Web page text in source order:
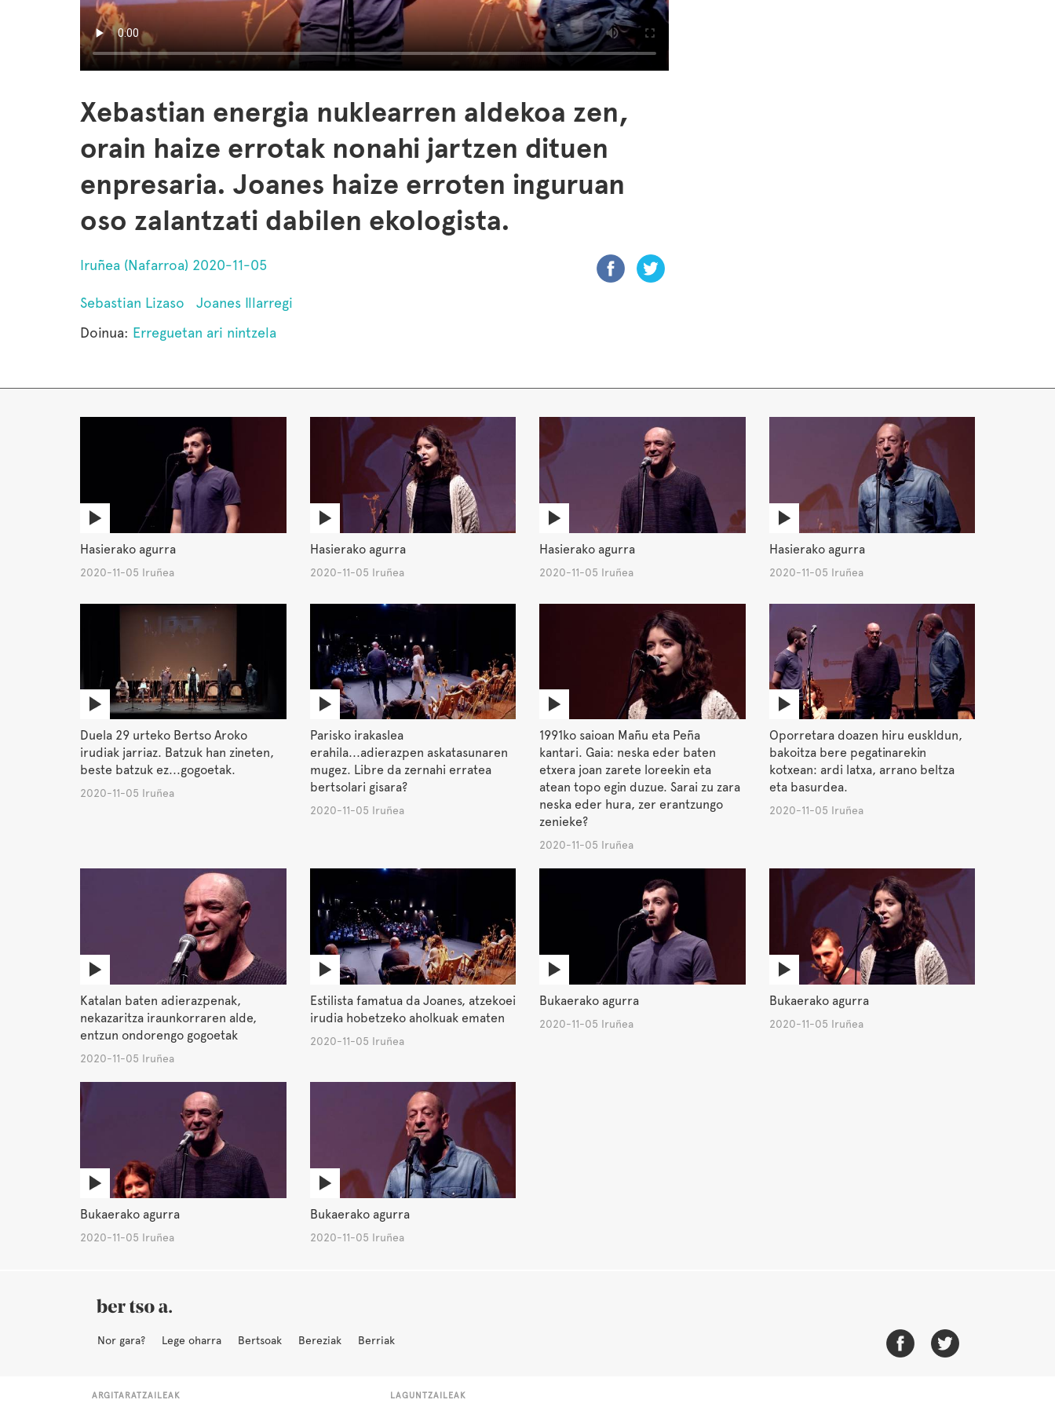
Xebastian energia nuklearren aldekoa zen,
orain haize errotak nonahi jartzen dituen
enpresaria. Joanes haize erroten inguruan
oso zalantzati dabilen ekologista.
Iruñea (Nafarroa) 2020-11-05
Sebastian Lizaso
Joanes Illarregi
Doinua: Erreguetan ari nintzela
Hasierako agurra
2020-11-05 Iruñea
Hasierako agurra
2020-11-05 Iruñea
Hasierako agurra
2020-11-05 Iruñea
Hasierako agurra
2020-11-05 Iruñea
Duela 29 urteko Bertso Aroko
irudiak jarriaz. Batzuk han zineten,
beste batzuk ez...gogoetak.
2020-11-05 Iruñea
Parisko irakaslea
erahila...adierazpen askatasunaren
mugez. Libre da zernahi erratea
bertsolari gisara?
2020-11-05 Iruñea
1991ko saioan Mañu eta Peña
kantari. Gaia: neska eder baten
etxera joan zarete loreekin eta
atean topo egin duzue. Sarai zu zara
neska eder hura, zer erantzungo
zenieke?
2020-11-05 Iruñea
Oporretara doazen hiru euskldun,
bakoitza bere pegatinarekin
kotxean: ardi latxa, arrano beltza
eta basurdea.
2020-11-05 Iruñea
Katalan baten adierazpenak,
nekazaritza iraunkorraren alde,
entzun ondorengo gogoetak
2020-11-05 Iruñea
Estilista famatua da Joanes, atzekoei
irudia hobetzeko aholkuak ematen
2020-11-05 Iruñea
Bukaerako agurra
2020-11-05 Iruñea
Bukaerako agurra
2020-11-05 Iruñea
Bukaerako agurra
2020-11-05 Iruñea
Bukaerako agurra
2020-11-05 Iruñea
Nor gara? Lege oharra Bertsoak Bereziak Berriak
ARGITARATZAILEAK LAGUNTZAILEAK